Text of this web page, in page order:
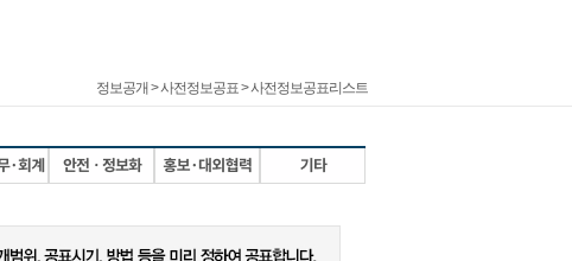
정보공개 > 사전정보공표 >사전정보공표리스트